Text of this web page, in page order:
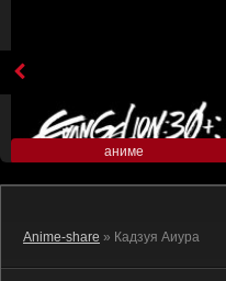
аниме
Anime-share » Кадзуя Аиура